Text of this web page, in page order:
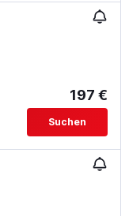
197 €
Suchen